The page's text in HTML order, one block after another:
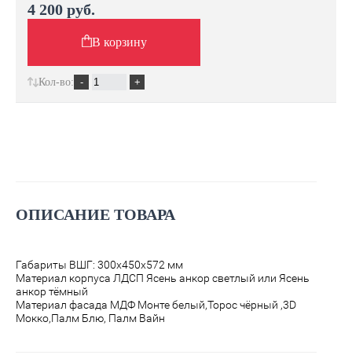
ОПИСАНИЕ ТОВАРА
Габариты ВШГ: 300х450х572 мм
Материал корпуса ЛДСП Ясень анкор светлый или Ясень
анкор тёмный
Материал фасада МДФ Монте белый,Торос чёрный ,3D
Мокко,Палм Блю, Палм Вайн
4 200 руб.
В корзину
Кол-во: